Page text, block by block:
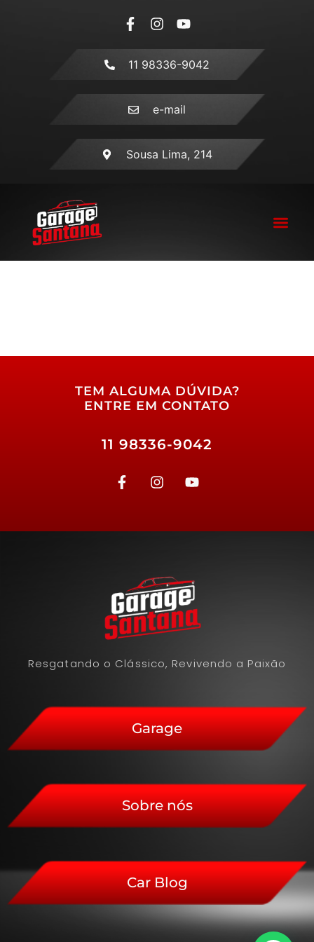
11 98336-9042
e-mail
Sousa Lima, 214
TEM ALGUMA DÚVIDA?
ENTRE EM CONTATO
11 98336-9042
Resgatando o Clássico, Revivendo a Paixão
Garage
Sobre nós
Car Blog